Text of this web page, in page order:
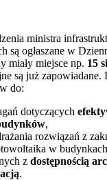
ministra
są ogłaszane w
miały miejsce np. 15
są już zapowiadane.
do:
dotyczących
,
rozwiązań z
w
z dostępnością
.